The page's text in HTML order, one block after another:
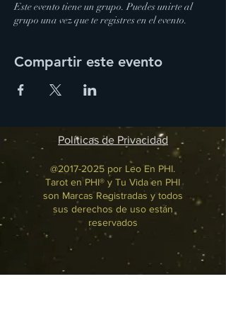
Este evento tiene un grupo. Puedes unirte al
grupo una vez que te registres en el evento.
Compartir este evento
Políticas de Privacidad
@2017-2025 por Leo En PHI.
Tarot en PHI® y Tu Vida en PHI
son Marcas Registradas y todos
sus derechos de uso están
reservados